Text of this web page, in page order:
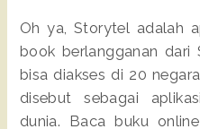
Oh ya, Storytel adalah
book berlangganan dari
bisa diakses di 20
disebut sebagai
dunia. Baca buku